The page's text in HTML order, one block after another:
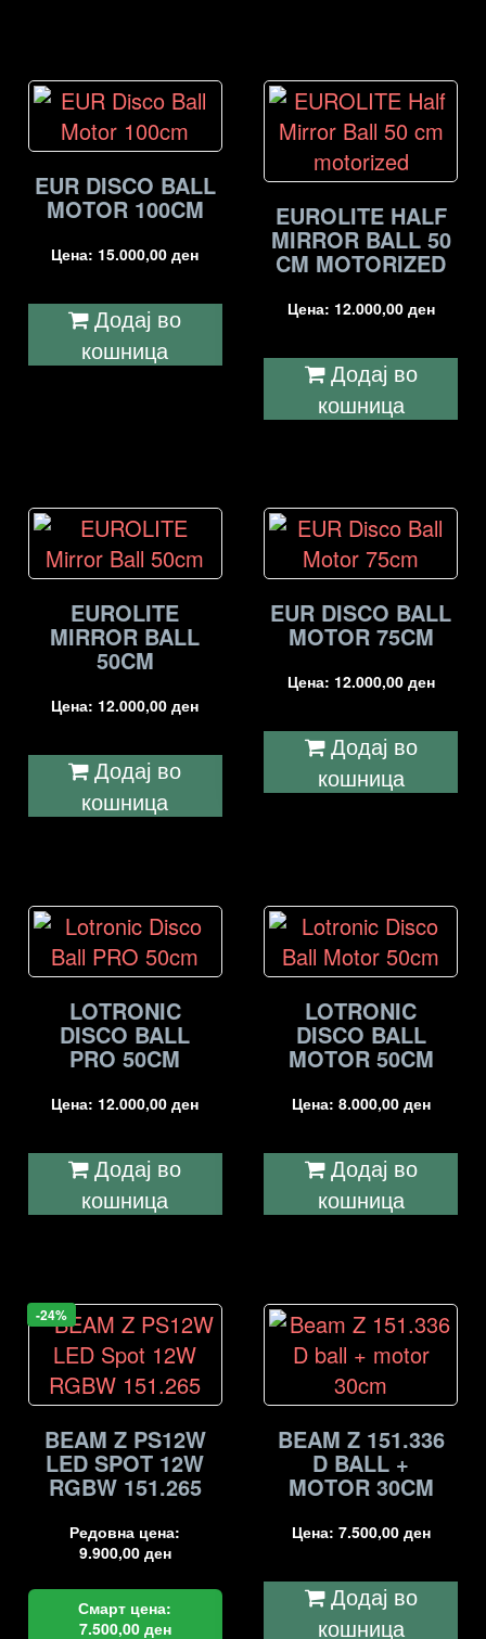
EUR DISCO BALL
MOTOR 100CM
Цена: 15.000,00ден
Додај во
кошница
EUROLITE HALF
MIRROR BALL 50
CM MOTORIZED
Цена: 12.000,00 ден
Додај во
кошница
EUROLITE
MIRROR BALL
50CM
Цена: 12.000,00ден
Додај во
кошница
EUR DISCO BALL
MOTOR 75CM
Цена: 12.000,00 ден
Додај во
кошница
LOTRONIC
DISCO BALL
PRO 50CM
Цена: 12.000,00ден
Додај во
кошница
LOTRONIC
DISCO BALL
MOTOR 50CM
Цена: 8.000,00 ден
Додај во
кошница
-24%
BEAM Z PS12W
LED SPOT 12W
RGBW 151.265
Редовна цена:
9.900,00 ден
Смарт цена:
7.500,00 ден
BEAM Z 151.336
D BALL +
MOTOR 30CM
Цена: 7.500,00 ден
Додај во
кошница